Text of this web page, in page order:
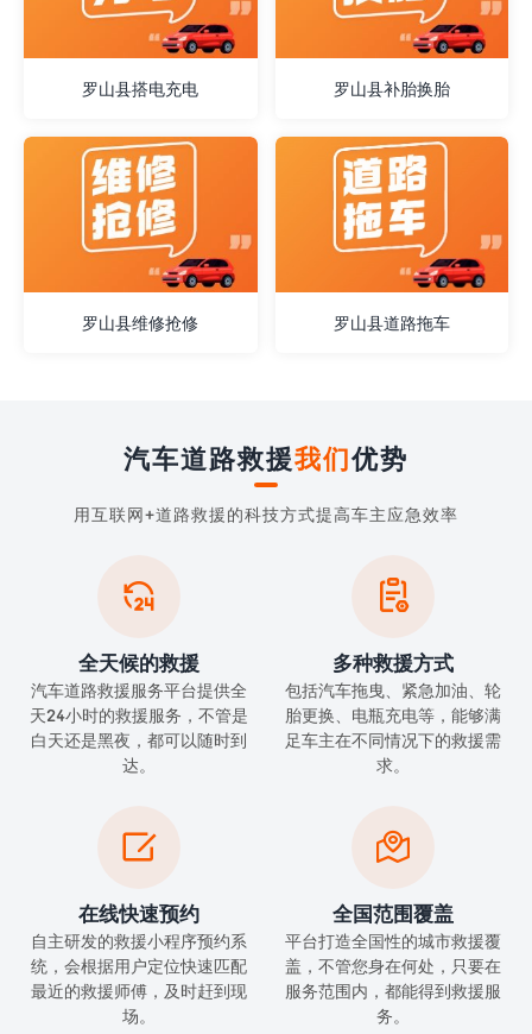
罗山县搭电充电 罗山县补胎换胎
罗山县维修抢修 罗山县道路拖车
汽车道路救援我们优势
用互联网+道路救援的科技方式提高车主应急效率

全天候的救援
汽车道路救援服务平台提供全
天24小时的救援服务，不管是
白天还是黑夜，都可以随时到
达。

多种救援方式
包括汽车拖曳、紧急加油、轮
胎更换、电瓶充电等，能够满
足车主在不同情况下的救援需
求。

在线快速预约
自主研发的救援小程序预约系
统，会根据用户定位快速匹配
最近的救援师傅，及时赶到现
场。

全国范围覆盖
平台打造全国性的城市救援覆
盖，不管您身在何处，只要在
服务范围内，都能得到救援服
务。